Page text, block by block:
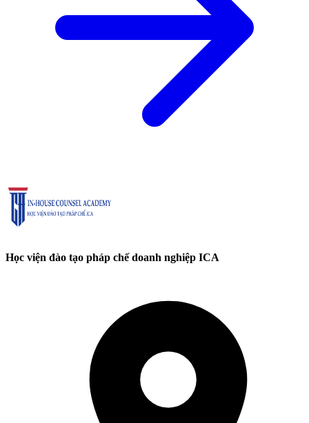
Học viện đào tạo pháp chế doanh nghiệp ICA